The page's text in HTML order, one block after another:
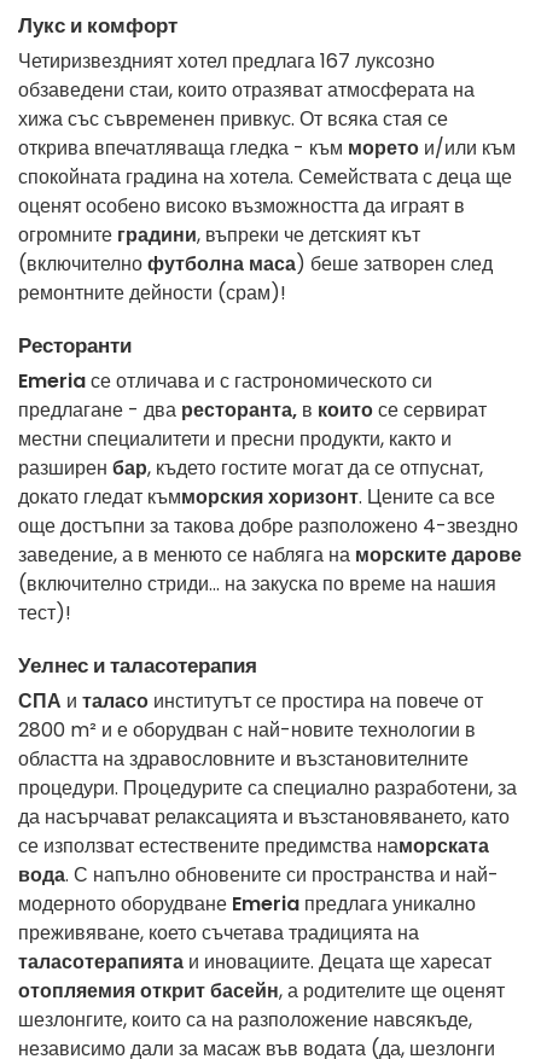
Лукс и комфорт
Четиризвездният хотел предлага 167 луксозно
обзаведени стаи, които отразяват атмосферата на
хижа със съвременен привкус. От всяка стая се
открива впечатляваща гледка - към морето и/или към
спокойната градина на хотела. Семействата с деца ще
оценят особено високо възможността да играят в
огромните градини, въпреки че детският кът
(включителнофутболна маса) беше затворен след
ремонтните дейности (срам)!
Ресторанти
Emeriaсе отличава и с гастрономическото си
предлагане - два ресторанта, в коитосе сервират
местни специалитети и пресни продукти, както и
разширен бар, където гостите могат да се отпуснат,
докато гледат къмморския хоризонт. Цените са все
още достъпни за такова добре разположено 4-звездно
заведение, а в менюто се набляга на морските дарове
(включително стриди... на закуска по време на нашия
тест)!
Уелнес и таласотерапия
СПА и таласо институтът се простира на повече от
2800 m² и е оборудван с най-новите технологии в
областта на здравословните и възстановителните
процедури. Процедурите са специално разработени, за
да насърчават релаксацията и възстановяването, като
се използват естествените предимства наморската
вода. С напълно обновените си пространства и най-
модерното оборудване Emeria предлага уникално
преживяване, което съчетава традицията на
таласотерапията и иновациите. Децата ще харесат
отопляемия открит басейн, а родителите ще оценят
шезлонгите, които са на разположение навсякъде,
независимо дали за масаж във водата (да, шезлонги